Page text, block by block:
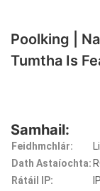
Poolking |
Tumtha Is
Samhail:
Feidhmchlár:
Dath Astaíochta:
Rátáil IP: